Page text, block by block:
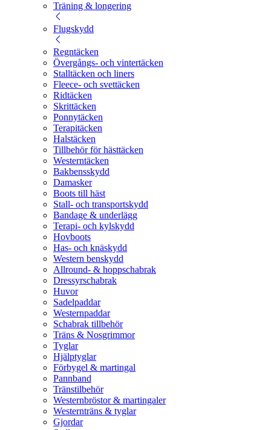
Träning & longering
Flugskydd
Regntäcken
Övergångs- och vintertäcken
Stalltäcken och liners
Fleece- och svettäcken
Ridtäcken
Skrittäcken
Ponnytäcken
Terapitäcken
Halstäcken
Tillbehör för hästtäcken
Westerntäcken
Bakbensskydd
Damasker
Boots till häst
Stall- och transportskydd
Bandage & underlägg
Terapi- och kylskydd
Hovboots
Has- och knäskydd
Western benskydd
Allround- & hoppschabrak
Dressyrschabrak
Huvor
Sadelpaddar
Westernpaddar
Schabrak tillbehör
Träns & Nosgrimmor
Tyglar
Hjälptyglar
Förbygel & martingal
Pannband
Tränstilbehör
Westernbröstor & martingaler
Westernträns & tyglar
Gjordar